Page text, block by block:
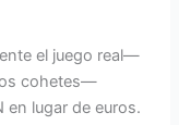
el juego real—
cohetes—
en lugar de euros.